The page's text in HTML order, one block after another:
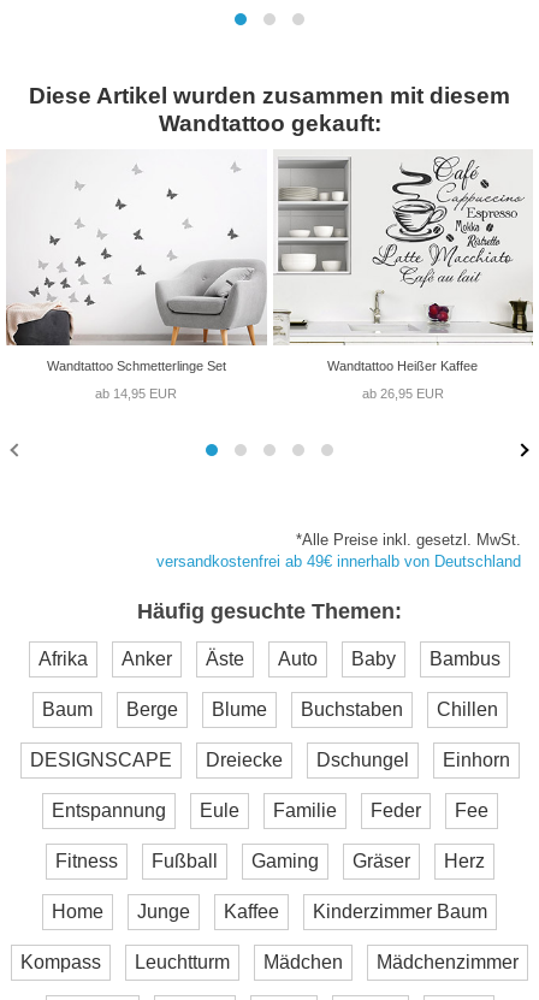
Diese Artikel wurden zusammen mit diesem
Wandtattoo gekauft:
Wandtattoo Schmetterlinge Set
ab 14,95 EUR
Wandtattoo Heißer Kaffee
ab 26,95 EUR
*Alle Preise inkl. gesetzl. MwSt.
versandkostenfrei ab 49€ innerhalb von Deutschland
Häufig gesuchte Themen:
Afrika Anker Äste Auto Baby Bambus
Baum Berge Blume Buchstaben Chillen
DESIGNSCAPE Dreiecke Dschungel Einhorn
Entspannung Eule Familie Feder Fee
Fitness Fußball Gaming Gräser Herz
Home Junge Kaffee Kinderzimmer Baum
Kompass Leuchtturm Mädchen Mädchenzimmer